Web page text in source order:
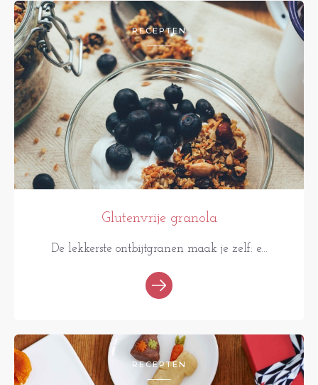
RECEPTEN
Glutenvrije granola
De lekkerste ontbijtgranen maak je zelf: e...
RECEPTEN